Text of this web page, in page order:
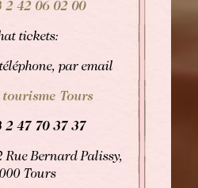
2 42 06 02 00
tickets:
par email
tourisme Tours
2 47 70 37 37
Rue Bernard Palissy,
Tours